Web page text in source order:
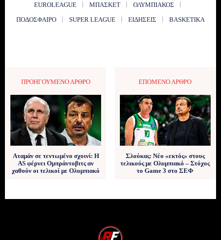
EUROLEAGUE ΜΠΆΣΚΕΤ
ΟΛΥΜΠΙΑΚΌΣ
ΠΟΔΌΣΦΑΙΡΟ
SUPER LEAGUE ΕΙΔΉΣΕΙΣ BASKETIKA
ΠΡΟΗΓΟΎΜΕΝΟ ΆΡΘΡΟ
Αταμάν σε τεντωμένο σχοινί: Η
AS φέρνει Ομπράντοβιτς αν
χαθούν οι τελικοί με Ολυμπιακό
ΕΠΌΜΕΝΟ ΆΡΘΡΟ
Σλούκας: Νέο «εκτός» στους
τελικούς με Ολυμπιακό – Στόχος
το Game 3 στο ΣΕΦ